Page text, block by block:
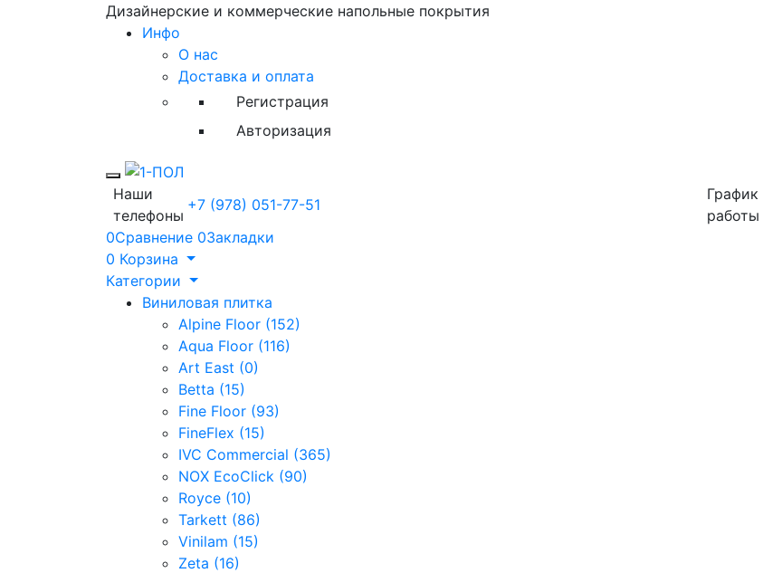
Дизайнерские и коммерческие напольные покрытия
Инфо
О нас
Доставка и оплата
Регистрация
Авторизация
Toggle mobile menu
Наши
телефоны
+7 (978) 051-77-51
График
работы
0Сравнение 0Закладки
0 Корзина
Категории
Виниловая плитка
Alpine Floor (152)
Aqua Floor (116)
Art East (0)
Betta (15)
Fine Floor (93)
FineFlex (15)
IVC Commercial (365)
NOX EcoClick (90)
Royce (10)
Tarkett (86)
Vinilam (15)
Zeta (16)